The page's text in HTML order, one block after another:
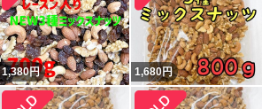
1,380円 1,680円